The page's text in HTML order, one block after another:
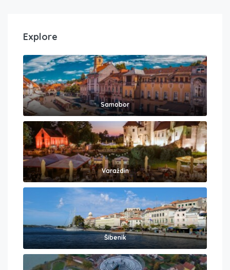
Explore
Samobor
Varaždin
Šibenik